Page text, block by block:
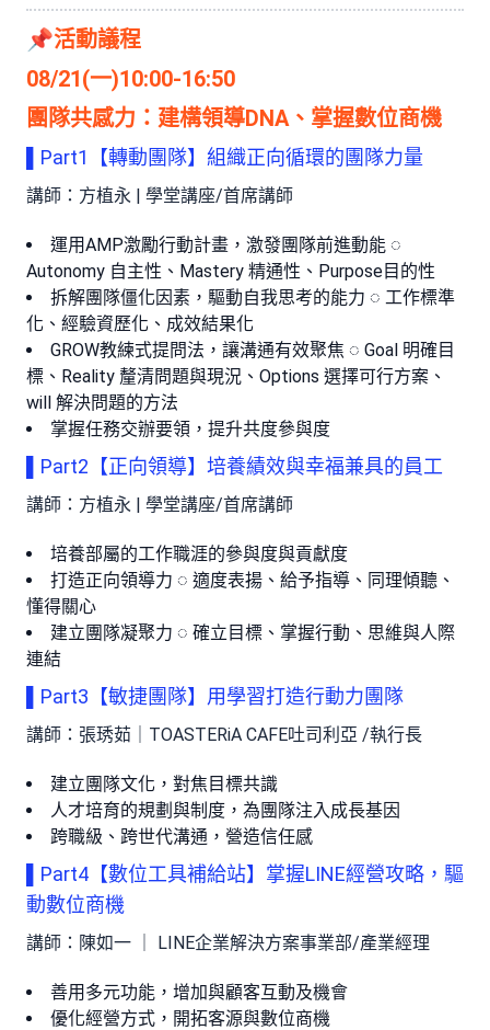
📌活動議程
08/21(一)10:00-16:50
團隊共感力：建構領導DNA、掌握數位商機
▌Part1【轉動團隊】組織正向循環的團隊力量
講師：方植永 | 學堂講座/首席講師
運用AMP激勵行動計畫，激發團隊前進動能 ◌
Autonomy 自主性、Mastery 精通性、Purpose目的性
拆解團隊僵化因素，驅動自我思考的能力 ◌ 工作標準
化、經驗資歷化、成效結果化
GROW教練式提問法，讓溝通有效聚焦 ◌ Goal 明確目
標、Reality 釐清問題與現況、Options 選擇可行方案、
will 解決問題的方法
掌握任務交辦要領，提升共度參與度
▌Part2【正向領導】培養績效與幸福兼具的員工
講師：方植永 | 學堂講座/首席講師
培養部屬的工作職涯的參與度與貢獻度
打造正向領導力 ◌ 適度表揚、給予指導、同理傾聽、
懂得關心
建立團隊凝聚力 ◌ 確立目標、掌握行動、思維與人際
連結
▌Part3【敏捷團隊】用學習打造行動力團隊
講師：張琇茹｜TOASTERiA CAFE吐司利亞 /執行長
建立團隊文化，對焦目標共識
人才培育的規劃與制度，為團隊注入成長基因
跨職級、跨世代溝通，營造信任感
▌Part4【數位工具補給站】掌握LINE經營攻略，驅
動數位商機
講師：陳如一 ｜ LINE企業解決方案事業部/產業經理
善用多元功能，增加與顧客互動及機會
優化經營方式，開拓客源與數位商機